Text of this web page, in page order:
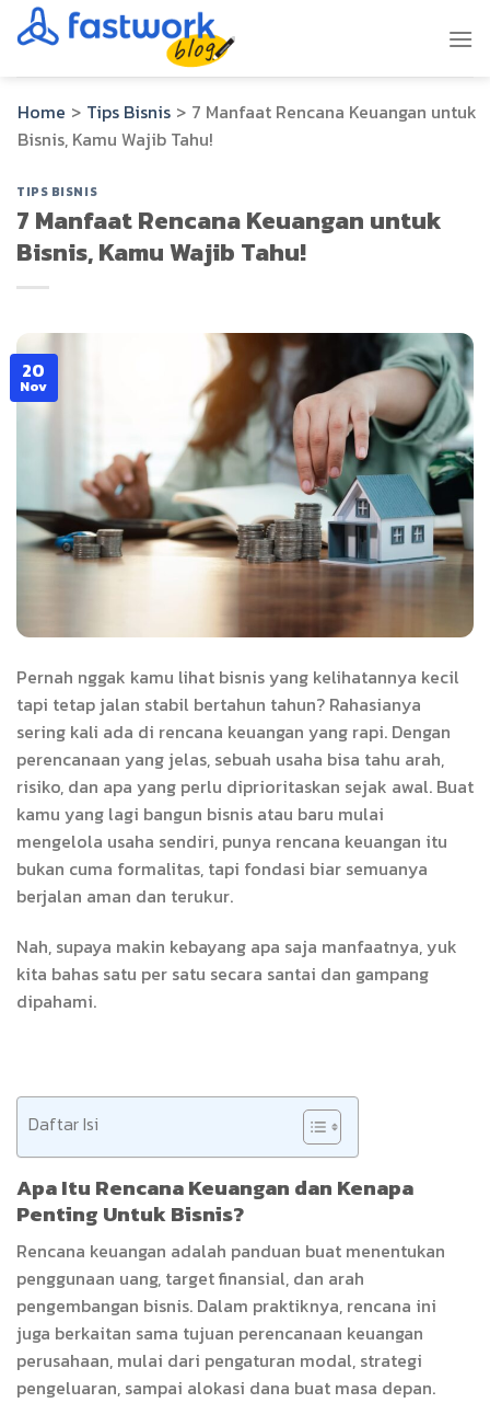
Skip
to
Home > Tips Bisnis > 7 Manfaat Rencana Keuangan untuk
Bisnis, Kamu Wajib Tahu!
TIPS BISNIS
7 Manfaat Rencana Keuangan untuk
Bisnis, Kamu Wajib Tahu!
20
Nov
Pernah nggak kamu lihat bisnis yang kelihatannya kecil
tapi tetap jalan stabil bertahun tahun? Rahasianya
sering kali ada di rencana keuangan yang rapi. Dengan
perencanaan yang jelas, sebuah usaha bisa tahu arah,
risiko, dan apa yang perlu diprioritaskan sejak awal. Buat
kamu yang lagi bangun bisnis atau baru mulai
mengelola usaha sendiri, punya rencana keuangan itu
bukan cuma formalitas, tapi fondasi biar semuanya
berjalan aman dan terukur.
Nah, supaya makin kebayang apa saja manfaatnya, yuk
kita bahas satu per satu secara santai dan gampang
dipahami.
Daftar Isi
Apa Itu Rencana Keuangan dan Kenapa
Penting Untuk Bisnis?
Rencana keuangan adalah panduan buat menentukan
penggunaan uang, target finansial, dan arah
pengembangan bisnis. Dalam praktiknya, rencana ini
juga berkaitan sama tujuan perencanaan keuangan
perusahaan, mulai dari pengaturan modal, strategi
pengeluaran, sampai alokasi dana buat masa depan.